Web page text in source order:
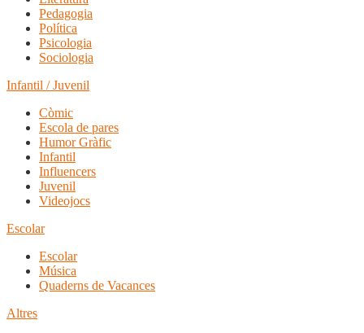
Pedagogia
Política
Psicologia
Sociologia
Infantil / Juvenil
Còmic
Escola de pares
Humor Gràfic
Infantil
Influencers
Juvenil
Videojocs
Escolar
Escolar
Música
Quaderns de Vacances
Altres